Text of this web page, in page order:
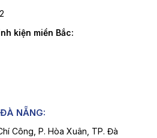
kiện miền Bắc:
ĐÀ NẴNG:
Công, P. Hòa Xuân, TP. Đà